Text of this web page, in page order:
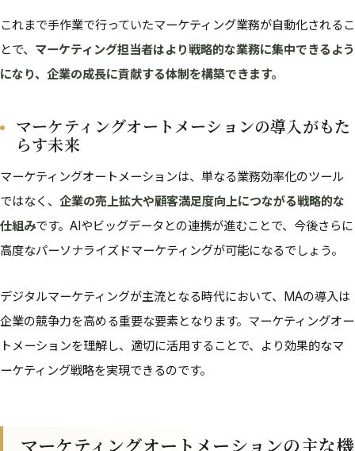
これまで手作業で行っていたマーケティング業務が自動化されるこ
とで、 マーケティング担当者はより戦略的な業務に集中できるよう
になり、企業の成長に貢献する体制を構築できます。
マーケティングオートメーションの導入がもた
らす未来
マーケティングオートメーションは、単なる業務効率化のツール
ではなく、 企業の売上拡大や顧客満足度向上につながる戦略的な
仕組みです。AIやビッグデータとの連携が進むことで、今後さらに
高度なパーソナライズドマーケティングが可能になるでしょう。
デジタルマーケティングが主流となる時代において、MAの導入は
企業の競争力を高める重要な要素となります。マーケティングオー
トメーションを理解し、適切に活用することで、より効果的なマ
ーケティング戦略を実現できるのです。
マーケティングオートメーションの主な機